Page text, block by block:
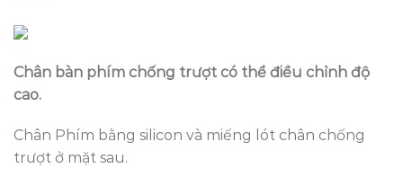
Chân bàn phím chống trượt có thể điều chỉnh độ
cao.
Chân Phím bằng silicon và miếng lót chân chống
trượt ở mặt sau.